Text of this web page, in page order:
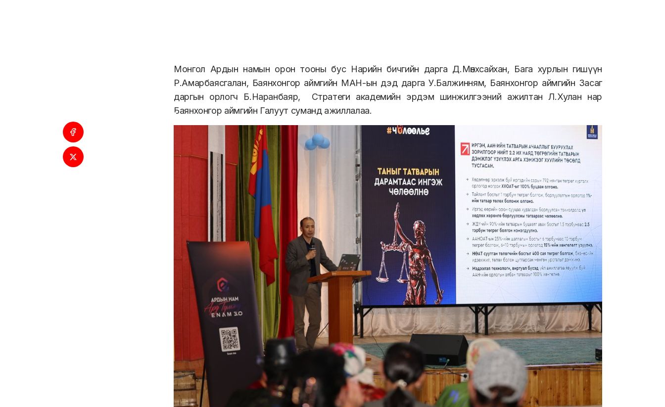
Монгол Ардын намын орон тооны бус Нарийн бичгийн дарга Д.Мөнхсайхан, Бага хурлын гишүүн
Р.Амарбаясгалан, Баянхонгор аймгийн МАН-ын дэд дарга У.Балжинням, Баянхонгор аймгийн Засаг
даргын орлогч Б.Наранбаяр, Стратеги академийн эрдэм шинжилгээний ажилтан Л.Хулан нар
Баянхонгор аймгийн Галуут суманд ажиллалаа.